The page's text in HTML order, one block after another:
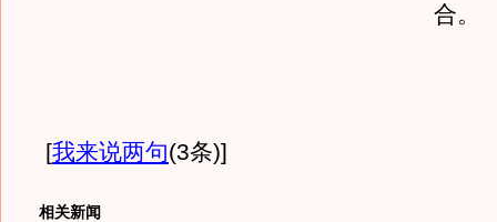
合。
[我来说两句(3条)]
相关新闻